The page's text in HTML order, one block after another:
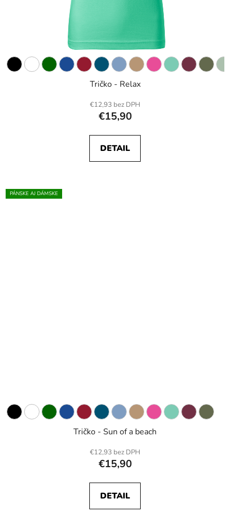
Tričko - Relax
€12,93 bez DPH
€15,90
DETAIL
PÁNSKE AJ DÁMSKE
Tričko - Sun of a beach
€12,93 bez DPH
€15,90
DETAIL